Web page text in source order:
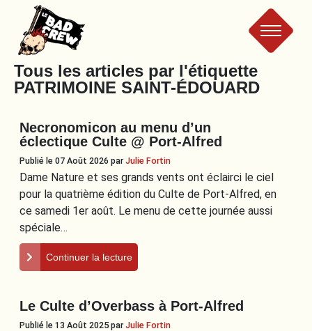
Le
Bad
Crew
Tous les articles par l'étiquette
PATRIMOINE SAINT-ÉDOUARD
Necronomicon au menu d’un
éclectique Culte @ Port-Alfred
Publié le 07 Août 2026 parJulie Fortin
Dame Nature et ses grands vents ont éclairci le ciel
pour la quatrième édition du Culte de Port-Alfred, en
ce samedi 1er août. Le menu de cette journée aussi
spéciale…
Continuer la lecture
Le Culte d’Overbass à Port-Alfred
Publié le 13 Août 2025parJulie Fortin